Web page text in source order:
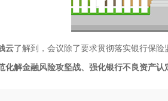
云了解到，会议除了要求贯彻落实银行保险
化解金融风险攻坚战、强化银行不良资产